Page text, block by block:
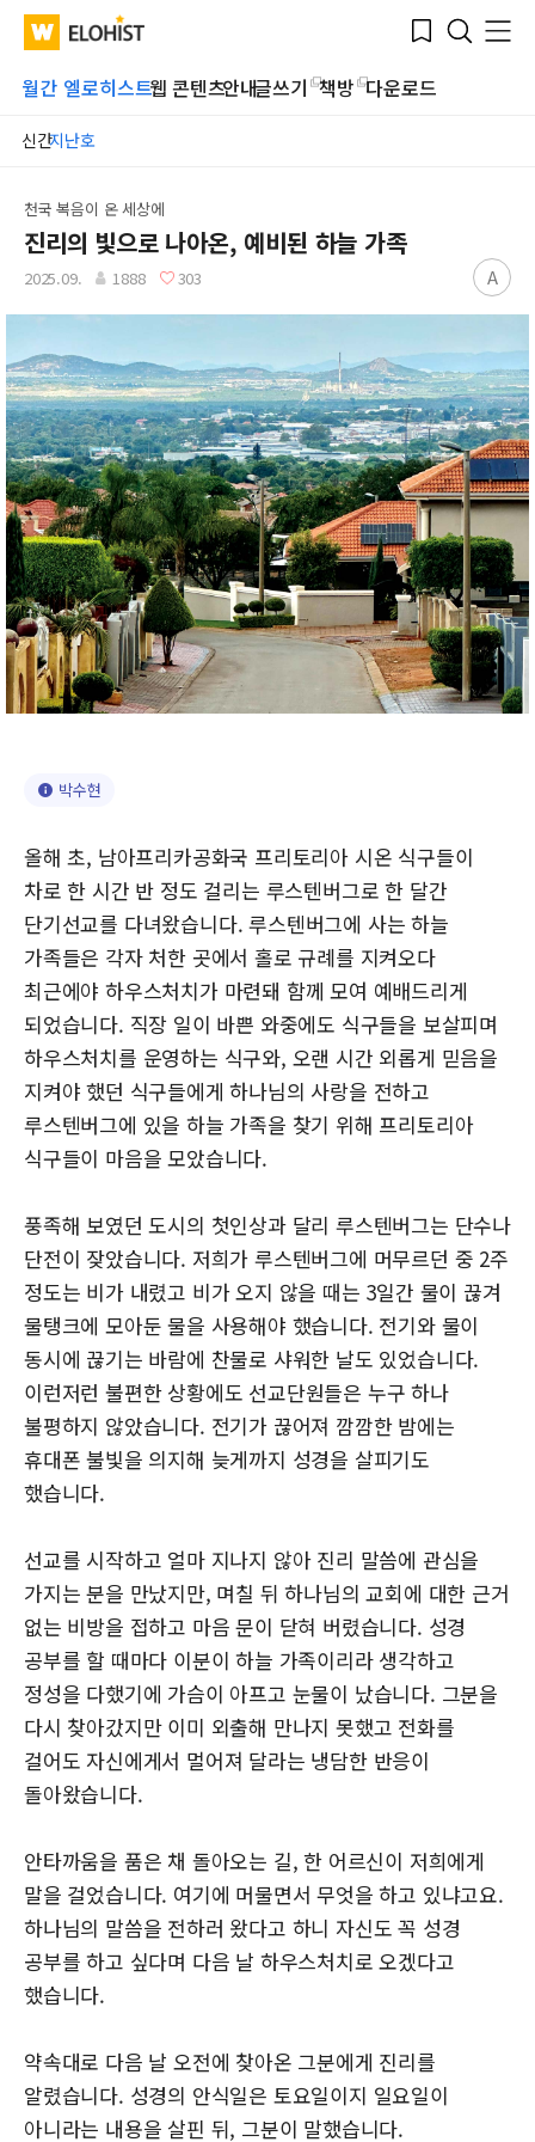
WATV Elohist-
Home
Bookmark
Search
Menu
월간 엘로히스트웹 콘텐츠안내글쓰기 책방 다운로드
신간지난호
Submit
천국 복음이 온 세상에
진리의 빛으로 나아온, 예비된 하늘 가족
2025.09. 1888 303 A
박수현
올해 초, 남아프리카공화국 프리토리아 시온 식구들이
차로 한 시간 반 정도 걸리는 루스텐버그로 한 달간
단기선교를 다녀왔습니다. 루스텐버그에 사는 하늘
가족들은 각자 처한 곳에서 홀로 규례를 지켜오다
최근에야 하우스처치가 마련돼 함께 모여 예배드리게
되었습니다. 직장 일이 바쁜 와중에도 식구들을 보살피며
하우스처치를 운영하는 식구와, 오랜 시간 외롭게 믿음을
지켜야 했던 식구들에게 하나님의 사랑을 전하고
루스텐버그에 있을 하늘 가족을 찾기 위해 프리토리아
식구들이 마음을 모았습니다.
풍족해 보였던 도시의 첫인상과 달리 루스텐버그는 단수나
단전이 잦았습니다. 저희가 루스텐버그에 머무르던 중 2주
정도는 비가 내렸고 비가 오지 않을 때는 3일간 물이 끊겨
물탱크에 모아둔 물을 사용해야 했습니다. 전기와 물이
동시에 끊기는 바람에 찬물로 샤워한 날도 있었습니다.
이런저런 불편한 상황에도 선교단원들은 누구 하나
불평하지 않았습니다. 전기가 끊어져 깜깜한 밤에는
휴대폰 불빛을 의지해 늦게까지 성경을 살피기도
했습니다.
선교를 시작하고 얼마 지나지 않아 진리 말씀에 관심을
가지는 분을 만났지만, 며칠 뒤 하나님의 교회에 대한 근거
없는 비방을 접하고 마음 문이 닫혀 버렸습니다. 성경
공부를 할 때마다 이분이 하늘 가족이리라 생각하고
정성을 다했기에 가슴이 아프고 눈물이 났습니다. 그분을
다시 찾아갔지만 이미 외출해 만나지 못했고 전화를
걸어도 자신에게서 멀어져 달라는 냉담한 반응이
돌아왔습니다.
안타까움을 품은 채 돌아오는 길, 한 어르신이 저희에게
말을 걸었습니다. 여기에 머물면서 무엇을 하고 있냐고요.
하나님의 말씀을 전하러 왔다고 하니 자신도 꼭 성경
공부를 하고 싶다며 다음 날 하우스처치로 오겠다고
했습니다.
약속대로 다음 날 오전에 찾아온 그분에게 진리를
알렸습니다. 성경의 안식일은 토요일이지 일요일이
아니라는 내용을 살핀 뒤, 그분이 말했습니다.